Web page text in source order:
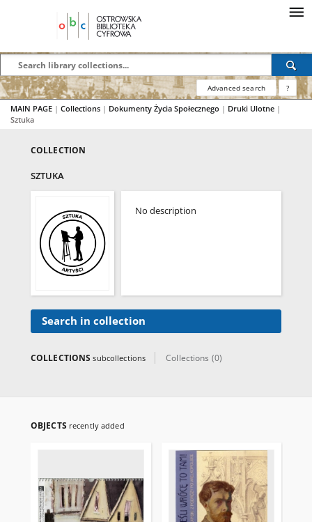
Advanced search ?
MAIN PAGE | Collections | Dokumenty Życia Społecznego | Druki Ulotne |
Sztuka
COLLECTION
SZTUKA
No description
Search in collection
COLLECTIONSsubcollections Collections (0)
OBJECTS recently added